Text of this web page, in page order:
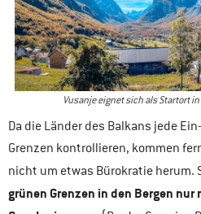
Vusanje eignet sich als Startort
Da die Länder des Balkans jede
Grenzen kontrollieren, kommen
nicht um etwas Bürokratie herum.
grünen Grenzen in den Bergen